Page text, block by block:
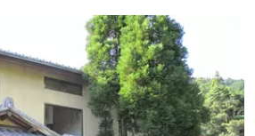
たい。 そんな滞在の楽しみが広がりま